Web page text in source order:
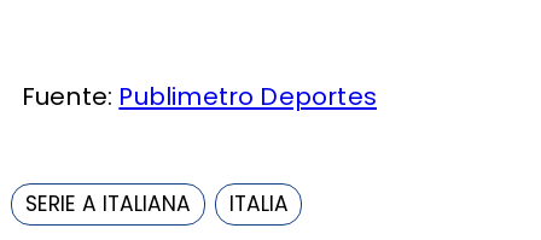
Fuente: Publimetro Deportes
SERIE A ITALIANA ITALIA